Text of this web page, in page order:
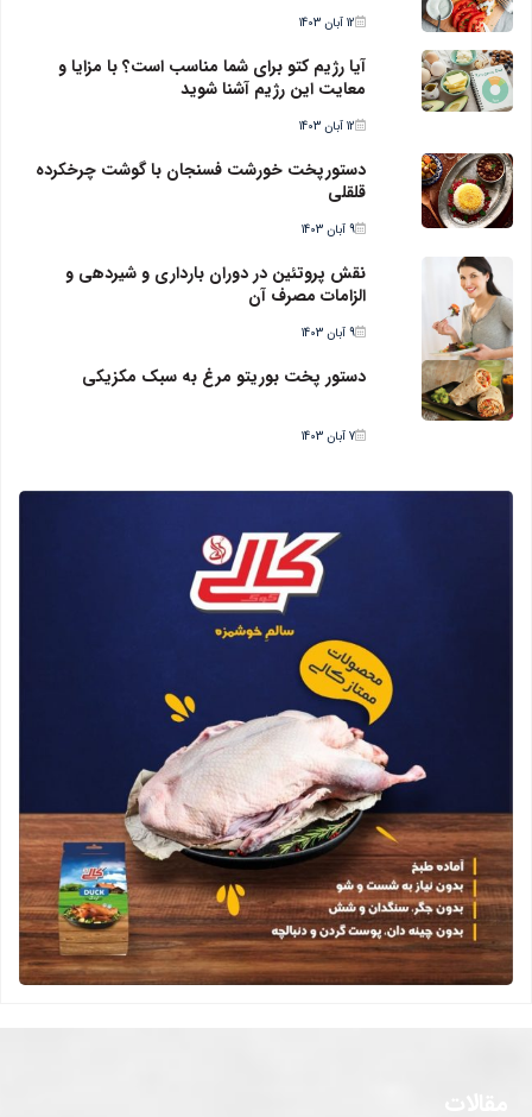
12 آبان 1403
آیا رژیم کتو برای شما مناسب است؟ با مزایا و
معایت این رژیم آشنا شوید
12 آبان 1403
دستورپخت خورشت فسنجان با گوشت چرخکرده
قلقلی
9 آبان 1403
نقش پروتئین در دوران بارداری و شیردهی و
الزامات مصرف آن
9 آبان 1403
دستور پخت بوریتو مرغ به سبک مکزیکی
7 آبان 1403